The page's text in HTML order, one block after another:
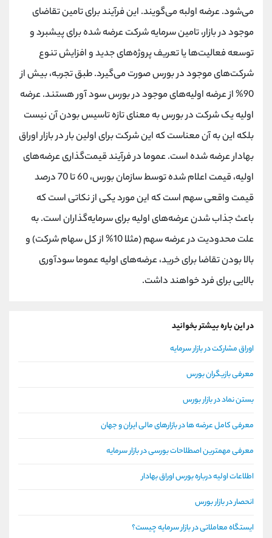
می‌شود. عرضه اولبه می‌گویند. این فرآیند برای تامین تقاضای
موجود در بازار، تامین سرمایه شرکت عرضه شده برای پیشبرد و
توسعه فعالیت‌ها یا تعریف پروژه‌های جدید و افزایش تنوع
شرکت‌های موجود در بورس صورت می‌گیرد. طبق تجربه، بیش از
90% از عرضه اولیه‌های موجود در بورس سود آور هستند. عرضه
اولیه یک شرکت در بورس به معنای تازه تاسیس بودن آن نیست
بلکه این به آن معناست که این شرکت برای اولین بار در بازار اوراق
بهادار عرضه شده است. عموما در فرآیند قیمت‌گذاری عرضه‌های
اولیه، قیمت اعلام شده توسط سازمان بورس، 60 تا 70 درصد
قیمت واقعی سهم است که این مورد یکی از نکاتی است که
باعث جذاب شدن عرضه‌های اولیه برای سرمایه‌گذاران است. به
علت محدودیت در عرضه سهم (مثلا 10% از کل سهام شرکت) و
بالا بودن تقاضا برای خرید، عرضه‌های اولیه عموما سودآوری
بالایی برای فرد خواهند داشت.
در این باره بیشتر بخوانید
اوراق مشارکت در بازار سرمایه
معرفی بازیگران بورس
بستن نماد در بازار بورس
معرفی کامل عرضه ها در بازارهای مالی ایران و جهان
معرفی مهمترین اصطلاحات بورسی در بازار سرمایه
اطلاعات اولیه درباره بورس اوراق بهادار
انحصار در بازار بورس
ایستگاه معاملاتی در بازار سرمایه چیست؟